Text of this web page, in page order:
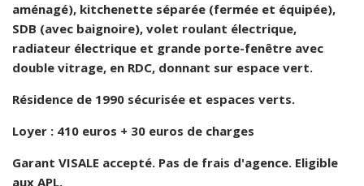
aménagé), kitchenette séparée (fermée et équipée),
SDB (avec baignoire), volet roulant électrique,
radiateur électrique et grande porte-fenêtre avec
double vitrage, en RDC, donnant sur espace vert.
Résidence de 1990 sécurisée et espaces verts.
Loyer : 410 euros + 30 euros de charges
Garant VISALE accepté. Pas de frais d'agence. Eligible
aux APL.